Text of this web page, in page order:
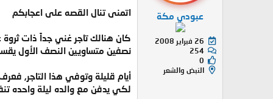
د
ء
عبودي مكة
26 فبراير 2008
254
0
النبض والشعر
اتمنى تنال القصه على اعجابكم
كان هنالك تاجر غني جداً ذات ثروة عظيمة وكان عنه 3 أولاد فقط,
نصفين متساويين النصف الأول
أيام قليلة وتوفي هذا التاجر,
لكي يدفن مع والده ليلة واحده